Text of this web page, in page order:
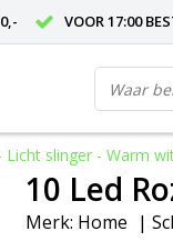
VOOR 17:00
Licht slinger - Warm
10 Led
Merk: Home |